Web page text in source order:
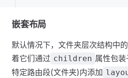
嵌套布局
默认情况下，文件夹层次结构中
着它们通过 children 属性包
特定路由段(文件夹)内添加